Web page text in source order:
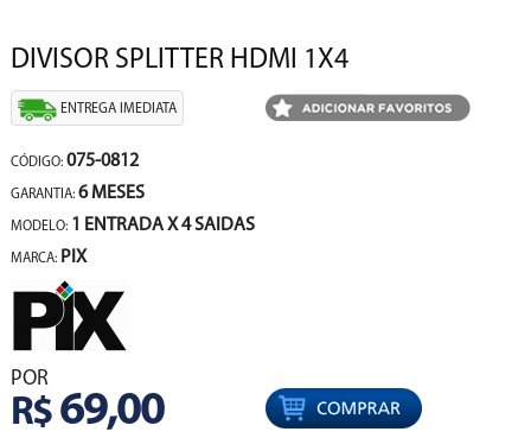
DIVISOR SPLITTER HDMI 1X4
ENTREGA IMEDIATA
CÓDIGO: 075-0812
GARANTIA: 6 MESES
MODELO: 1 ENTRADA X 4 SAIDAS
MARCA: PIX
POR
R$69,00